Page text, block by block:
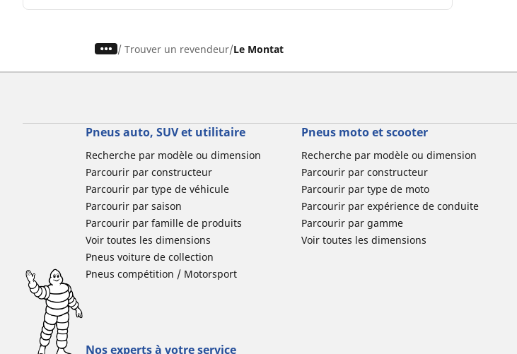
/ Trouver un revendeur Le Montat
Pneus auto, SUV et utilitaire
Recherche par modèle ou dimension
Parcourir par constructeur
Parcourir par type de véhicule
Parcourir par saison
Parcourir par famille de produits
Voir toutes les dimensions
Pneus voiture de collection
Pneus compétition / Motorsport
Pneus moto et scooter
Recherche par modèle ou dimension
Parcourir par constructeur
Parcourir par type de moto
Parcourir par expérience de conduite
Parcourir par gamme
Voir toutes les dimensions
Nos experts à votre service